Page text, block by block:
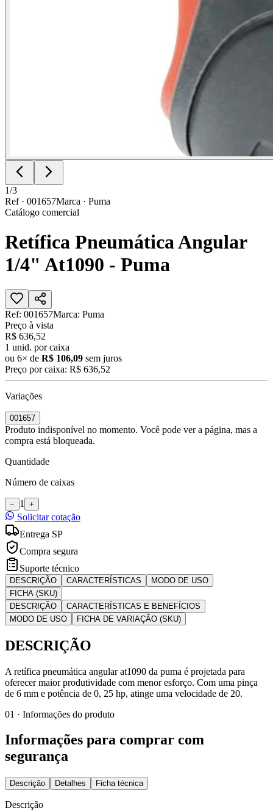
1/3
Ref · 001657Marca · Puma
Catálogo comercial
Retífica Pneumática Angular
1/4" At1090 - Puma
Ref: 001657Marca: Puma
Preço à vista
R$ 636,52
1 unid. por caixa
ou 6× de R$ 106,09 sem juros
Preço por caixa: R$ 636,52
Variações
001657
Produto indisponível no momento. Você pode ver a página, mas a
compra está bloqueada.
Quantidade
Número de caixas
− 1 +
Solicitar cotação
Entrega SP
Compra segura
Suporte técnico
DESCRIÇÃO CARACTERÍSTICAS
MODO DE USO
FICHA (SKU)
DESCRIÇÃO
CARACTERÍSTICAS E BENEFÍCIOS
MODO DE USO
FICHA DE VARIAÇÃO (SKU)
DESCRIÇÃO
A retífica pneumática angular at1090 da puma é projetada para
oferecer maior produtividade com menor esforço. Com uma pinça
de 6 mm e potência de 0, 25 hp, atinge uma velocidade de 20.
01 · Informações do produto
Informações para comprar com
segurança
Descrição Detalhes Ficha técnica
Descrição